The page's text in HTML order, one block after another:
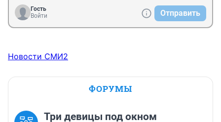
Гость
Войти
Отправить
Новости СМИ2
ФОРУМЫ
Три девицы под окном